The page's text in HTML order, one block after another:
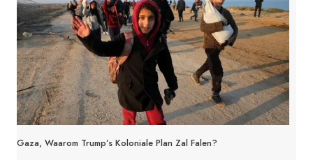
Gaza, Waarom Trump’s Koloniale Plan Zal Falen?